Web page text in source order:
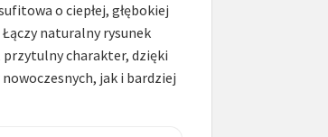
o ciepłej, głębokiej
naturalny rysunek
przytulny charakter, dzięki
jak i bardziej